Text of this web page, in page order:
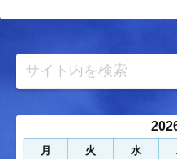
月 火 水